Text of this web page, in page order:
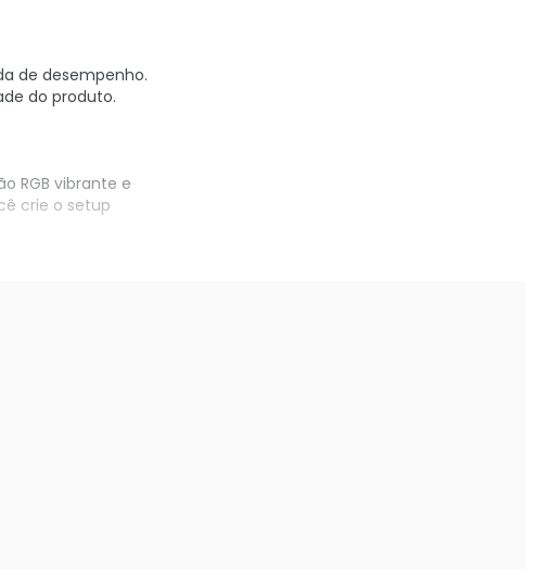
de desempenho.
do produto.
RGB vibrante e
crie o setup